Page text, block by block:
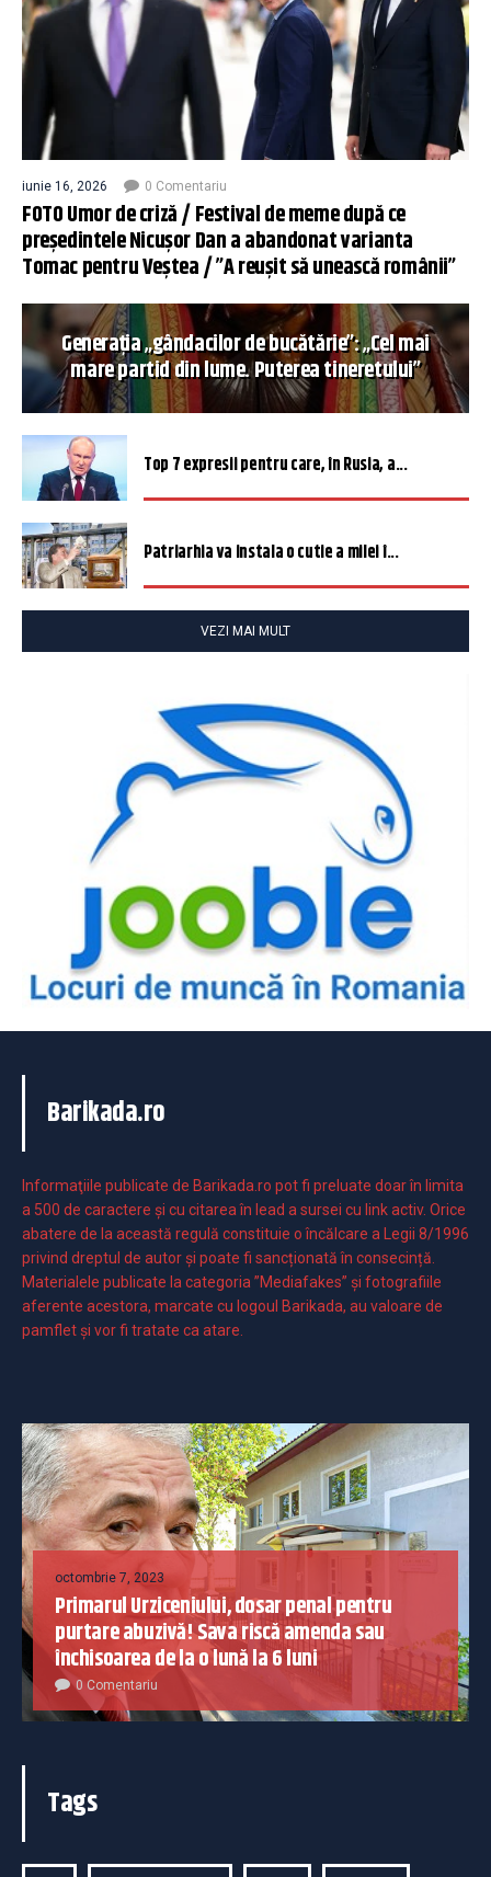
iunie 16, 2026 0 Comentariu
FOTO Umor de criză / Festival de meme după ce
președintele Nicușor Dan a abandonat varianta
Tomac pentru Veștea / ”A reușit să unească românii”
Generația „gândacilor de bucătărie”: „Cel mai
mare partid din lume. Puterea tineretului”
Top 7 expresii pentru care, în Rusia, a...
Patriarhia va instala o cutie a milei î...
VEZI MAI MULT
Barikada.ro
Informaţiile publicate de Barikada.ro pot fi preluate doar în limita
a 500 de caractere şi cu citarea în lead a sursei cu link activ. Orice
abatere de la această regulă constituie o încălcare a Legii 8/1996
privind dreptul de autor și poate fi sancționată în consecință.
Materialele publicate la categoria ”Mediafakes” și fotografiile
aferente acestora, marcate cu logoul Barikada, au valoare de
pamflet și vor fi tratate ca atare.
octombrie 7, 2023
Primarul Urziceniului, dosar penal pentru
purtare abuzivă! Sava riscă amenda sau
închisoarea de la o lună la 6 luni
0 Comentariu
Tags